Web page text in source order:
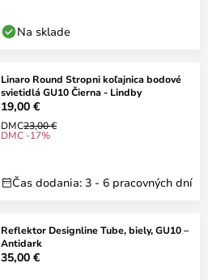
Na sklade
Linaro Round Stropni koľajnica bodové
svietidlá GU10 Čierna - Lindby
19,00 €
DMC23,00 €
DMC -17%
Čas dodania: 3 - 6 pracovných dní
Reflektor Designline Tube, biely, GU10 –
Antidark
35,00 €